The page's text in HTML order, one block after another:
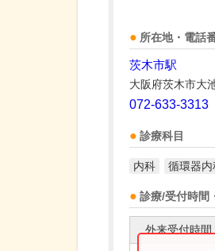
所在地・電話
茨木市駅
大阪府茨木市大
072-633-3313
診療科目
内科 循環器内
診療/受付時間
外来受付時間